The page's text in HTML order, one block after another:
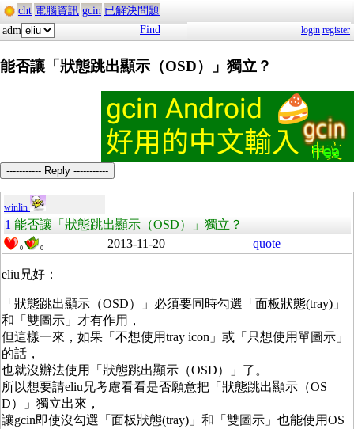
cht 電腦資訊 gcin 已解決問題
adm
Find login register
能否讓「狀態跳出顯示（OSD）」獨立？
----------- Reply -----------
winlin
1 能否讓「狀態跳出顯示（OSD）」獨立？
0 0 2013-11-20 quote
eliu兄好：
「狀態跳出顯示（OSD）」必須要同時勾選「面板狀態(tray)」
和「雙圖示」才有作用，
但這樣一來，如果「不想使用tray icon」或「只想使用單圖示」
的話，
也就沒辦法使用「狀態跳出顯示（OSD）」了。
所以想要請eliu兄考慮看看是否願意把「狀態跳出顯示（OS
D）」獨立出來，
讓gcin即使沒勾選「面板狀態(tray)」和「雙圖示」也能使用OS